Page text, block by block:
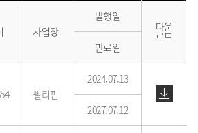
사업장
발행일
다운
로드
만료일
필리핀
2024.07.13
2027.07.12